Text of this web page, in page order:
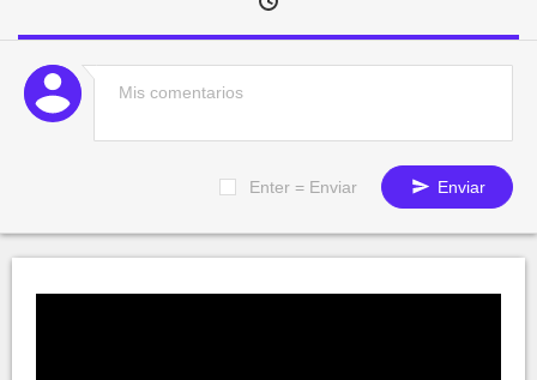
Enter = Enviar Enviar